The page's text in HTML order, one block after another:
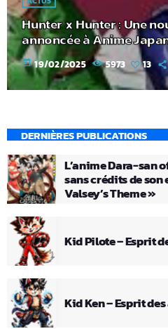
Hunter x Hunter : Une
annoncée à Anime
today 19/02/2025 5973 13
DERNIÈRES PUBLICATIONS
L’anime Dara-san
sans crédits de
Valsey’s Theme »
Kid Pilote – Esprit
Kid Ken – Esprit